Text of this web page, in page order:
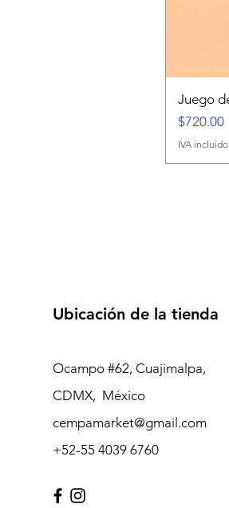
Juego
Precio
$720.00
IVA incluido
Ubicación de la tienda
Ocampo #62, Cuajimalpa,
CDMX, México
cempamarket@gmail.com
+52-55 4039 6760